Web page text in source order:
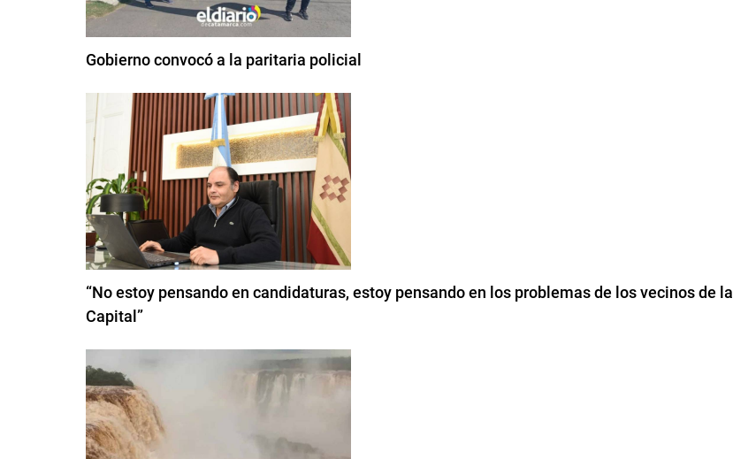
Gobierno convocó a la paritaria policial
“No estoy pensando en candidaturas, estoy pensando en los problemas de los vecinos de la
Capital”